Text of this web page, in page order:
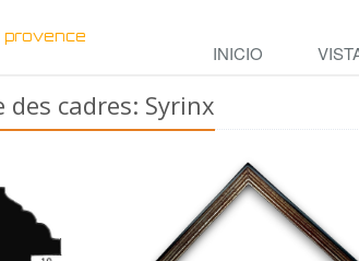
provence
INICIO
des cadres: Syrinx